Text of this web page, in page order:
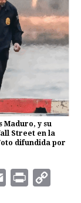
Maduro, y su
Street en la
difundida por